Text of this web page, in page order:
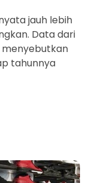
jauh lebih
Data dari
tahunnya